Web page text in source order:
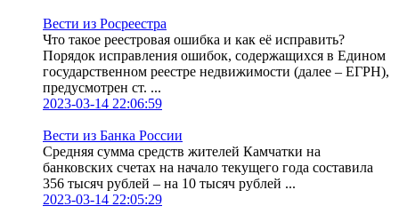
Вести из Росреестра
Что такое реестровая ошибка и как её исправить?
Порядок исправления ошибок, содержащихся в Едином
государственном реестре недвижимости (далее – ЕГРН),
предусмотрен ст. ...
2023-03-14 22:06:59
Вести из Банка России
Средняя сумма средств жителей Камчатки на
банковских счетах на начало текущего года составила
356 тысяч рублей – на 10 тысяч рублей ...
2023-03-14 22:05:29